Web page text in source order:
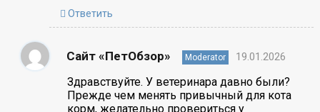
Ответить
Сайт «ПетОбзор» Moderator 19.01.2026
Здравствуйте. У ветеринара давно были?
Прежде чем менять привычный для кота
корм, желательно провериться у